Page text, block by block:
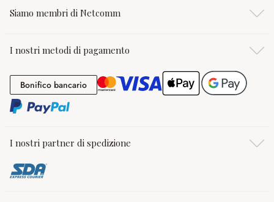
Siamo membri di Netcomm
I nostri metodi di pagamento
Bonifico bancarioBonifico bancario
I nostri partner di spedizione